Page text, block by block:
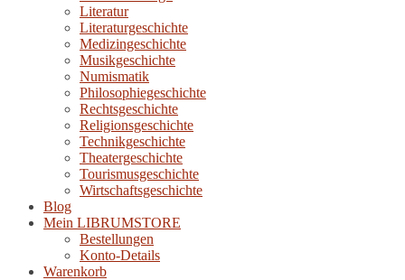
Literatur
Literaturgeschichte
Medizingeschichte
Musikgeschichte
Numismatik
Philosophiegeschichte
Rechtsgeschichte
Religionsgeschichte
Technikgeschichte
Theatergeschichte
Tourismusgeschichte
Wirtschaftsgeschichte
Blog
Mein LIBRUMSTORE
Bestellungen
Konto-Details
Warenkorb